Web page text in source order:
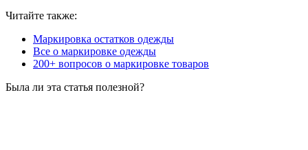
Читайте также:
Маркировка остатков одежды
Все о маркировке одежды
200+ вопросов о маркировке товаров
Была ли эта статья полезной?